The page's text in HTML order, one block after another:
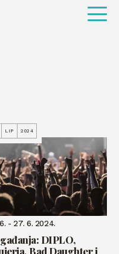
LIP 2024
- 27. 6. 2024.
DIPLO,
Bad Daughter i